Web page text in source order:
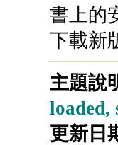
書上的
下載新
主題說
loaded,
更新日